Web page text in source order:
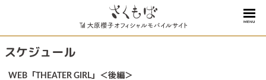
MENU
スケジュール
WEB「THEATER GIRL」＜後編＞